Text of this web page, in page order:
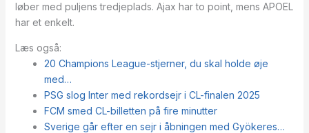
løber med puljens tredjeplads. Ajax har to point, mens APOEL
har et enkelt.
Læs også:
20 Champions League-stjerner, du skal holde øje
med…
PSG slog Inter med rekordsejr i CL-finalen 2025
FCM smed CL-billetten på fire minutter
Sverige går efter en sejr i åbningen med Gyökeres…